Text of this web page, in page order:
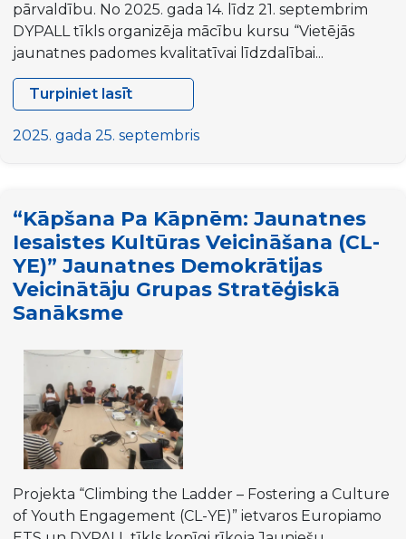
pārvaldību. No 2025. gada 14. līdz 21. septembrim
DYPALL tīkls organizēja mācību kursu “Vietējās
jaunatnes padomes kvalitatīvai līdzdalībai...
Turpiniet lasīt
Apmācības
kurss
padomes
kvalitatīvai
līdzdalībai
digitālajā
un
attīstības
universitātē
2025.
gadā
2025. gada 25. septembris
“Kāpšana Pa Kāpnēm: Jaunatnes
Iesaistes Kultūras Veicināšana (CL-
YE)” Jaunatnes Demokrātijas
Veicinātāju Grupas Stratēģiskā
Sanāksme
Projekta “Climbing the Ladder – Fostering a Culture
of Youth Engagement (CL-YE)” ietvaros Europiamo